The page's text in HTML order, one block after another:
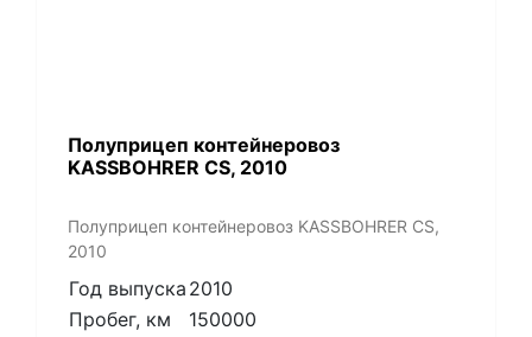
Полуприцеп контейнеровоз
KASSBOHRER CS, 2010
Полуприцеп контейнеровоз KASSBOHRER CS,
2010
Год выпуска 2010
Пробег, км
150000